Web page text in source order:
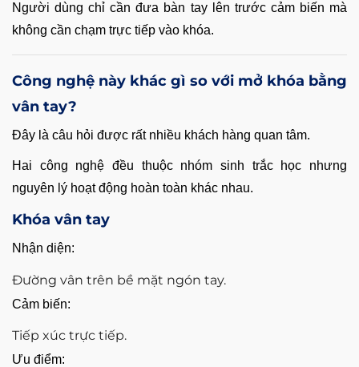
Người dùng chỉ cần đưa bàn tay lên trước cảm biến mà
không cần chạm trực tiếp vào khóa.
Công nghệ này khác gì so với mở khóa bằng
vân tay?
Đây là câu hỏi được rất nhiều khách hàng quan tâm.
Hai công nghệ đều thuộc nhóm sinh trắc học nhưng
nguyên lý hoạt động hoàn toàn khác nhau.
Khóa vân tay
Nhận diện:
Đường vân trên bề mặt ngón tay.
Cảm biến:
Tiếp xúc trực tiếp.
Ưu điểm: